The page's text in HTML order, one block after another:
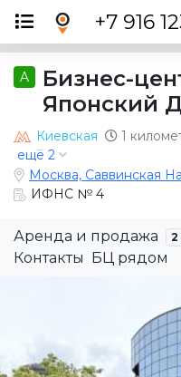
+7 916
A
Бизнес-
Японский
Киевская 1
ещё 2
Москва, Саввинская
ИФНС № 4
Аренда и продажа 2
Контакты
БЦ рядом